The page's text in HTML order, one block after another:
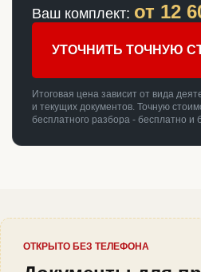
Ваш комплект: от 12
УТОЧНИТЬ ТОЧНУЮ
Итоговая цена зависит от вида
и текущих документов. Точную
бесплатного разбора - бесплатно и
ОТКРЫТО БЕЗ ТЕЛЕФОНА